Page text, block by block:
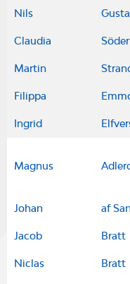
Nils
Claudia
Martin
Filippa
Ingrid
Magnus
Johan af
Jacob Bratt
Niclas Bratt